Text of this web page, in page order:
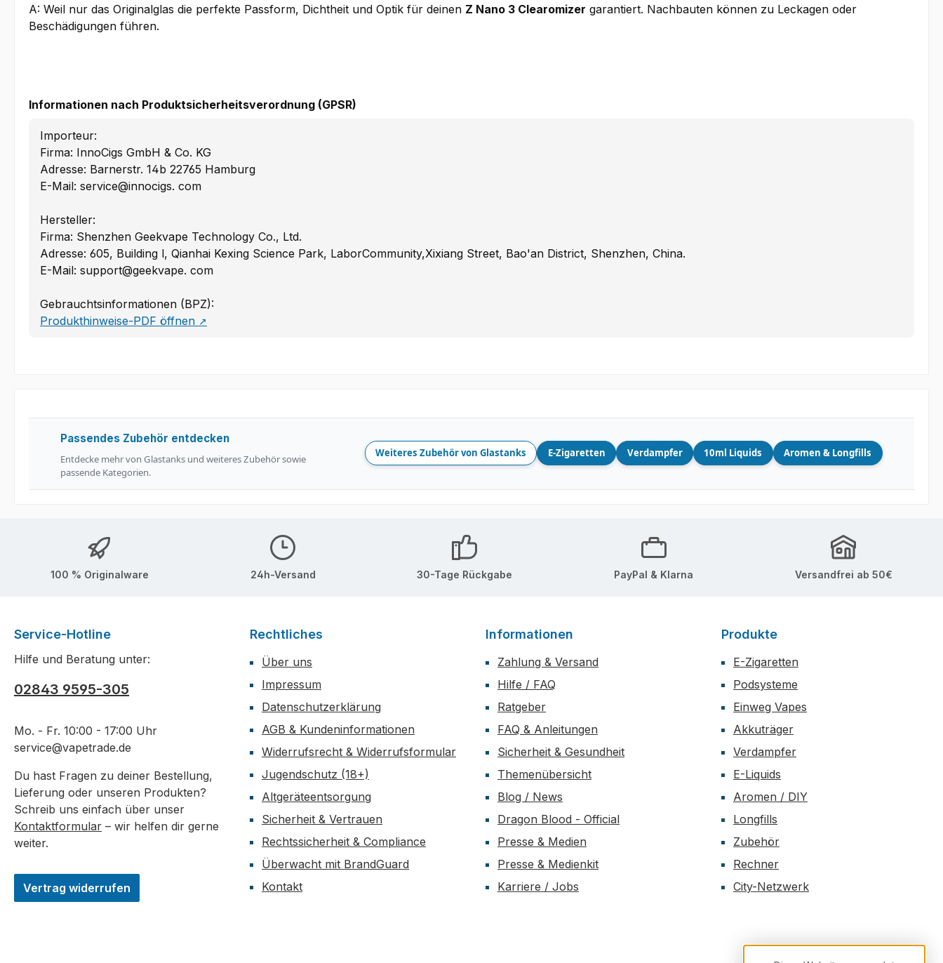
A: Weil nur das Originalglas die perfekte Passform, Dichtheit und Optik für deinen Z Nano 3 Clearomizer garantiert. Nachbauten können zu Leckagen oder
Beschädigungen führen.
Informationen nach Produktsicherheitsverordnung (GPSR)
Importeur:
Firma: InnoCigs GmbH & Co. KG
Adresse: Barnerstr. 14b 22765 Hamburg
E-Mail: service@innocigs. com
Hersteller:
Firma: Shenzhen Geekvape Technology Co., Ltd.
Adresse: 605, Building l, Qianhai Kexing Science Park, LaborCommunity,Xixiang Street, Bao'an District, Shenzhen, China.
E-Mail: support@geekvape. com
Gebrauchtsinformationen (BPZ):
Produkthinweise-PDF öffnen ↗
Passendes Zubehör entdecken
Entdecke mehr von Glastanks und weiteres Zubehör sowie
passende Kategorien.
Weiteres Zubehör von Glastanks E-Zigaretten Verdampfer 10ml Liquids Aromen & Longfills
100 % Originalware 24h-Versand 30-Tage Rückgabe PayPal & Klarna Versandfrei ab 50€
Service-Hotline
Hilfe und Beratung unter:
02843 9595-305
Mo. - Fr. 10:00 - 17:00 Uhr
service@vapetrade.de
Du hast Fragen zu deiner Bestellung,
Lieferung oder unseren Produkten?
Schreib uns einfach über unser
Kontaktformular – wir helfen dir gerne
weiter.
Vertrag widerrufen
Rechtliches
Über uns
Impressum
Datenschutzerklärung
AGB & Kundeninformationen
Widerrufsrecht & Widerrufsformular
Jugendschutz (18+)
Altgeräteentsorgung
Sicherheit & Vertrauen
Rechtssicherheit & Compliance
Überwacht mit BrandGuard
Kontakt
Informationen
Zahlung & Versand
Hilfe / FAQ
Ratgeber
FAQ & Anleitungen
Sicherheit & Gesundheit
Themenübersicht
Blog / News
Dragon Blood - Official
Presse & Medien
Presse & Medienkit
Karriere / Jobs
Produkte
E-Zigaretten
Podsysteme
Einweg Vapes
Akkuträger
Verdampfer
E-Liquids
Aromen / DIY
Longfills
Zubehör
Rechner
City-Netzwerk